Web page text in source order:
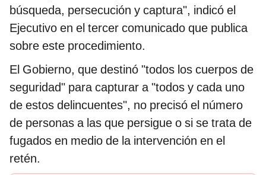
búsqueda, persecución y captura", indicó el
Ejecutivo en el tercer comunicado que publica
sobre este procedimiento.
El Gobierno, que destinó "todos los cuerpos de
seguridad" para capturar a "todos y cada uno
de estos delincuentes", no precisó el número
de personas a las que persigue o si se trata de
fugados en medio de la intervención en el
retén.